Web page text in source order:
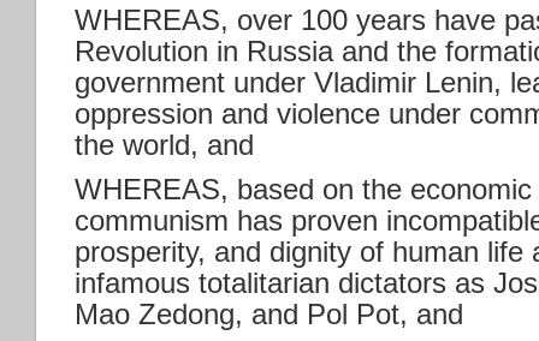
WHEREAS, over 100 years have
Revolution in Russia and the
government under Vladimir Lenin,
oppression and violence under
the world, and
WHEREAS, based on the
communism has proven
prosperity, and dignity of human life
infamous totalitarian dictators as
Mao Zedong, and Pol Pot, and